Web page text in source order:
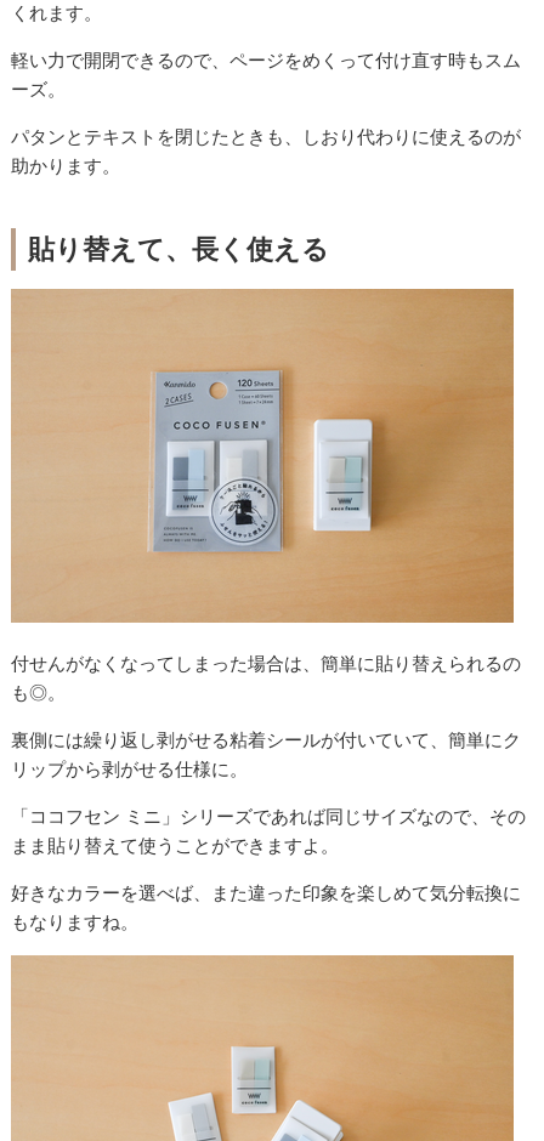
くれます。
軽い力で開閉できるので、ページをめくって付け直す時もスム
ーズ。
パタンとテキストを閉じたときも、しおり代わりに使えるのが
助かります。
貼り替えて、長く使える
付せんがなくなってしまった場合は、簡単に貼り替えられるの
も◎。
裏側には繰り返し剥がせる粘着シールが付いていて、簡単にク
リップから剥がせる仕様に。
「ココフセン ミニ」シリーズであれば同じサイズなので、その
まま貼り替えて使うことができますよ。
好きなカラーを選べば、また違った印象を楽しめて気分転換に
もなりますね。